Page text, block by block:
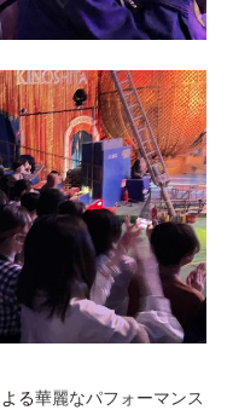
る華麗なパフォーマンス